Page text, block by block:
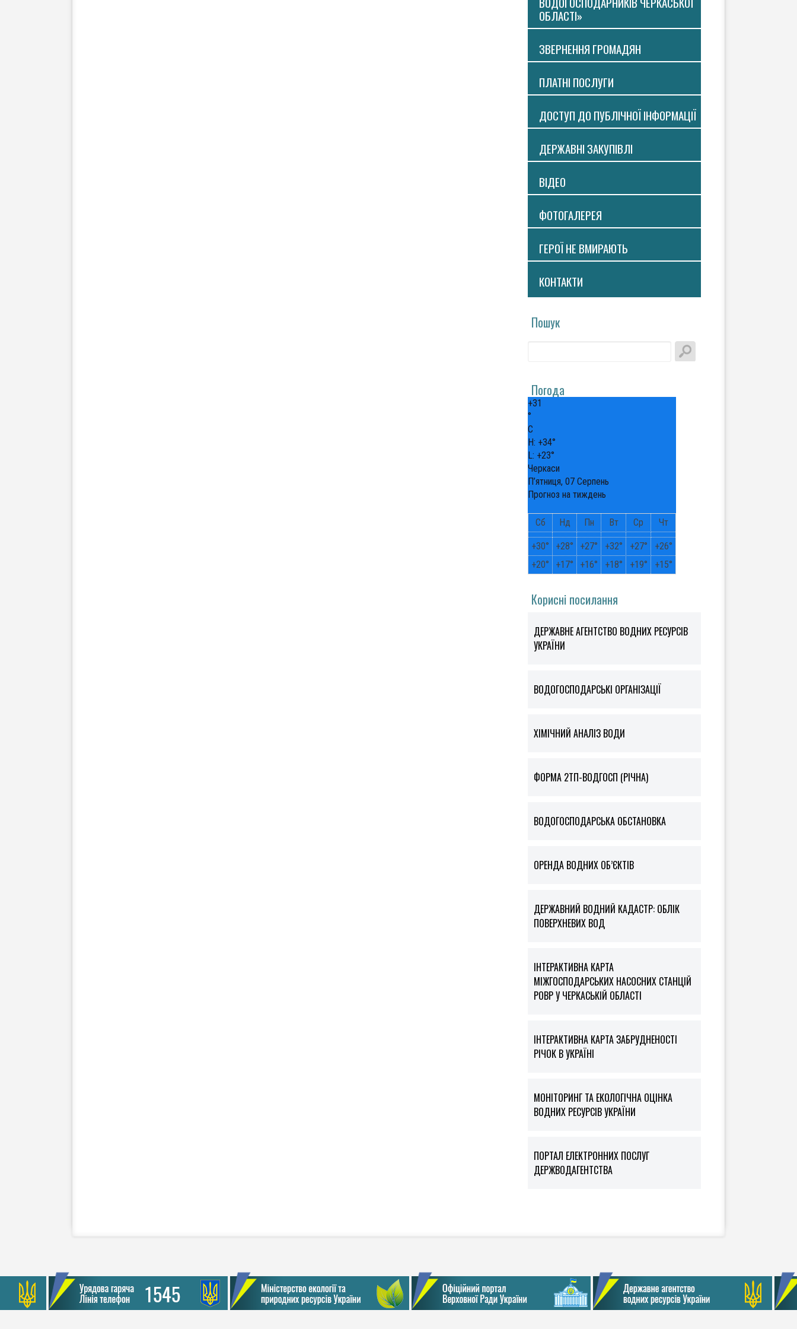
ОБЛАСТІ»
ЗВЕРНЕННЯ ГРОМАДЯН
ПЛАТНI ПОСЛУГИ
ДОСТУП ДО ПУБЛІЧНОЇ ІНФОРМАЦІЇ
ДЕРЖАВНІ ЗАКУПІВЛІ
ВIДЕО
ФОТОГАЛЕРЕЯ
ГЕРОЇ НЕ ВМИРАЮТЬ
КОНТАКТИ
Пошук
Погода
+31
°
C
H: +34°
L: +23°
Черкаси
П’ятниця, 07 Серпень
Прогноз на тиждень
Сб Нд Пн Вт Ср Чт
+30° +28° +27° +32° +27° +26°
+20° +17° +16° +18° +19° +15°
Корисні посилання
ДЕРЖАВНЕ АГЕНТСТВО ВОДНИХ РЕСУРСІВ
УКРАЇНИ
ВОДОГОСПОДАРСЬКІ ОРГАНІЗАЦІЇ
ХІМІЧНИЙ АНАЛІЗ ВОДИ
ФOРМА 2ТП-ВОДГОСП (РІЧНА)
ВОДОГОСПОДАРСЬКА ОБСТАНОВКА
ОРЕНДА ВОДНИХ ОБ’ЄКТІВ
ДЕРЖАВНИЙ ВОДНИЙ КАДАСТР: ОБЛІК
ПОВЕРХНЕВИХ ВОД
ІНТЕРАКТИВНА КАРТА
МІЖГОСПОДАРСЬКИХ НАСОСНИХ СТАНЦІЙ
РОВР У ЧЕРКАСЬКІЙ ОБЛАСТІ
ІНТЕРАКТИВНА КАРТА ЗАБРУДНЕНОСТІ
РІЧОК В УКРАЇНІ
МОНІТОРИНГ ТА ЕКОЛОГІЧНА ОЦІНКА
ВОДНИХ РЕСУРСІВ УКРАЇНИ
ПОРТАЛ ЕЛЕКТРОННИХ ПОСЛУГ
ДЕРЖВОДАГЕНТСТВА